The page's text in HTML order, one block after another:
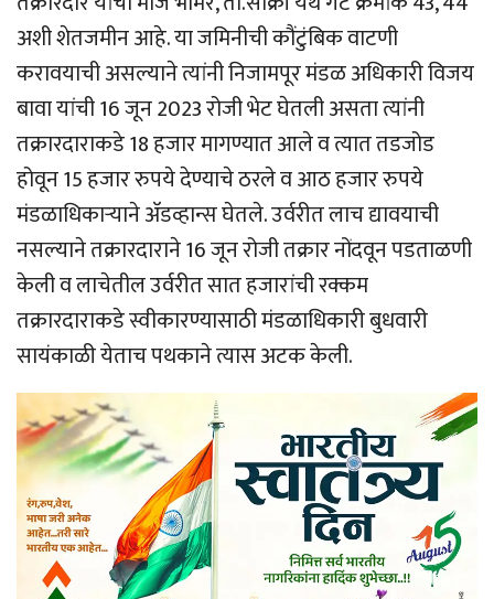
अशी शेतजमीन आहे. या जमिनीची कौंटुंबिक वाटणी
करावयाची असल्याने त्यांनी निजामपूर मंडळ अधिकारी विजय
बावा यांची 16 जून 2023 रोजी भेट घेतली असता त्यांनी
तक्रारदाराकडे 18 हजार मागण्यात आले व त्यात तडजोड
होवून 15 हजार रुपये देण्याचे ठरले व आठ हजार रुपये
मंडळाधिकार्‍याने अ‍ॅडव्हान्स घेतले. उर्वरीत लाच द्यावयाची
नसल्याने तक्रारदाराने 16 जून रोजी तक्रार नोंदवून पडताळणी
केली व लाचेतील उर्वरीत सात हजारांची रक्कम
तक्रारदाराकडे स्वीकारण्यासाठी मंडळाधिकारी बुधवारी
सायंकाळी येताच पथकाने त्यास अटक केली.